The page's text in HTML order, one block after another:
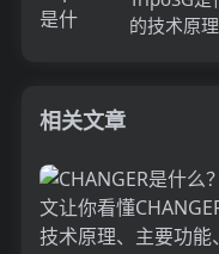
的技术原
相关文章